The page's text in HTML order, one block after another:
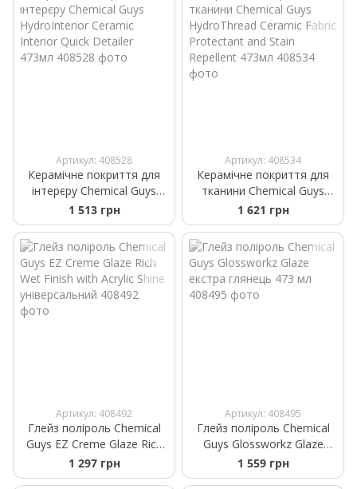
Артикул: 408528
Керамічне покриття для
інтерєру Chemical Guys
HydroInterior Ceramic
Interior Quick Detailer
1 513 грн
Артикул: 408534
Керамічне покриття для
тканини Chemical Guys
HydroThread Ceramic Fabric
Protectant and Stain
Repellent 473мл
1 621 грн
Артикул: 408492
Глейз поліроль Chemical
Guys EZ Creme Glaze Rich
Wet Finish with Acrylic Shine
універсальний
1 297 грн
Артикул: 408495
Глейз поліроль Chemical
Guys Glossworkz Glaze
екстра глянець 473 мл
1 559 грн